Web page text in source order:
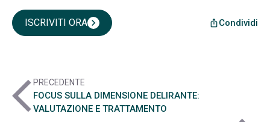
ISCRIVITI ORAchevron_right ios_shareCondividi
arrow_back_iosPRECEDENTE
FOCUS SULLA DIMENSIONE DELIRANTE:
VALUTAZIONE E TRATTAMENTO